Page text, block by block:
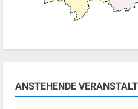
ANSTEHENDE